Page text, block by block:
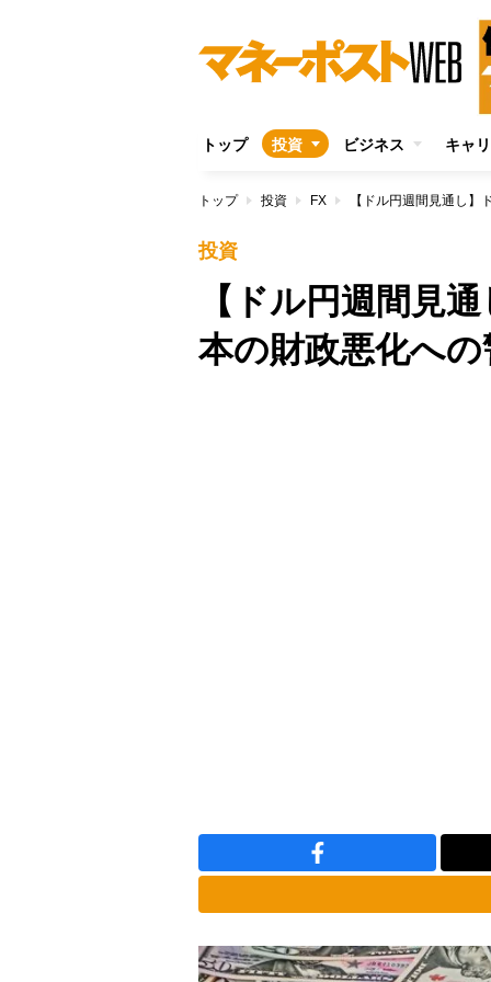
トップ 投資 ビジネス キャ
トップ 投資 FX 【ドル円週間見通し
投資
【ドル円週間見
本の財政悪化へ